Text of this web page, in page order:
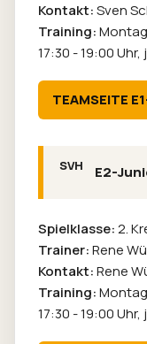
Kontakt:Sven
Training:
17:30 - 19:00
TEAMSEITE
E2-
Spielklasse:2.
Trainer:Rene
Kontakt:Rene
Training:
17:30 - 19:00